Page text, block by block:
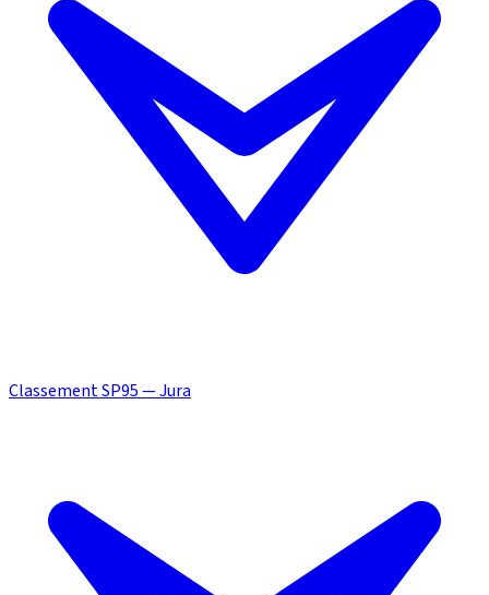
Classement SP95 — Jura